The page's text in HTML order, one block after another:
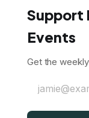
Support
Events
Get the